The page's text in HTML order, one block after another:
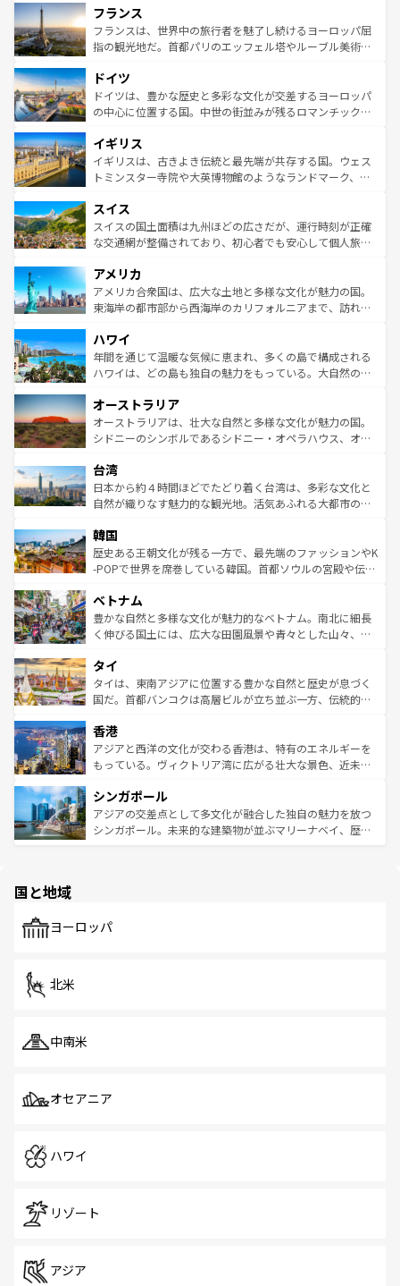
ませてくれるイタリアで、忘れられない旅をしてみよう！
なお、新着のイタリア情報はコンテンツ一覧 を参照してほ
しい。
文化が根付くこの国では、情熱的なフラメンコ、熱気あふ
れる闘牛、そして美味しいタパスが生活の一部となってい
る。首都マドリードの洗練された雰囲気や、バルセロナの
の城塞都市、穏やかなビーチリゾートまで多彩な表情を見
せる。地方によって風土や気候が異なるスペインはその個
性で訪れる人を魅了する。 なお、新着のスペイン情報はコ
フランス
フランスは、世界中の旅行者を魅了し続けるヨーロッパ屈
指の観光地だ。首都パリのエッフェル塔やルーブル美術館
で、幅広い魅力が詰まっている。華麗な宮殿、歴史的な大
聖堂、美しいビーチ、そして豊かな自然が、訪れる者を心
から魅了する。また、フランスは美食の国としても知ら
いる。シャンパンの発祥地であるランス、プロヴァンスの
香り高いラベンダー畑など、多彩な楽しみ方が可能だ。さ
らに、パリ以外の地域にも魅力が溢れており、どの街角に
れる地方に足を運ぶとそれぞれで全く異なる文化を体験で
きるだろう。 なお、新着のフランス情報はコンテンツ一覧
を参照してほしい。
ドイツ
ドイツは、豊かな歴史と多彩な文化が交差するヨーロッパ
の中心に位置する国。中世の街並みが残るロマンチック街
顔を持つこの国は、どこを歩いても飽きることがない。ベ
ルリンの文化的活気、バイエルン州のアルプスの絶景、そ
してライン川沿いのワイン畑といった風景は必見。ビール
は、お酒好きな人にはぜひ体験してほしい。 なお、新着の
ドイツ情報はコンテンツ一覧を参照してほしい。
イギリス
イギリスは、古きよき伝統と最先端が共存する国。ウェス
トミンスター寺院や大英博物館のようなランドマーク、歴
リアごとに異なる魅力がある。また、優雅なアフタヌーン
ティー、ビール好きにはたまらない英国パブ、サッカー観
戦など、本場だからこそできる体験も豊富。イギリスを旅
ンツ一覧を参照してほしい。
スイス
スイスの国土面積は九州ほどの広さだが、運行時刻が正確
な交通網が整備されており、初心者でも安心して個人旅行
の建物がそのまま残る町や、スイスならではのユニークな
博物館もあり、アルプス観光だけでなく町歩きも満喫する
ことができる。国民の所得が高いため物価も高いが、旅行
ば市内交通費無料で観光を楽しむこともできる。 なお、新
着のスイス情報はコンテンツ一覧 を参照してほしい。
アメリカ
アメリカ合衆国は、広大な土地と多様な文化が魅力の国。
東海岸の都市部から西海岸のカリフォルニアまで、訪れる
のような巨大都市は、観光、ショッピング、エンターテイ
ンメントが詰まった刺激的なスポットだ。一方、アメリカ
西部には大自然が広がり、グランドキャニオンやイエロー
部のニューオーリンズでは、音楽と美食が融合した独特の
文化が魅力。旅行者はアメリカの各地域で異なる魅力を楽
しみながら、その多様性と豊かな歴史を感じることができ
ならではの贅沢な旅のスタイルだ。 なお、新着のアメリカ
情報はコンテンツ一覧を参照してほしい。
ハワイ
年間を通じて温暖な気候に恵まれ、多くの島で構成される
ハワイは、どの島も独自の魅力をもっている。大自然の神
ワイ島は見逃せない。また、定番の観光地といえばオアフ
島だが、静かな自然を求めるならマウイ島やカウアイ島が
おすすめ。エメラルドグリーンに輝く海をはじめ、豊かな
れるおもてなしの心で訪れる人々を迎えてくれるハワイの
人々、おいしいローカルフードやハワイアンミュージッ
ク、伝統的なフラダンスなど、すべてがハワイの魅力を彩
ワイを、存分に味わってほしい。 なお、新着のハワイ情報
はコンテンツ一覧を参照してほしい。
オーストラリア
オーストラリアは、壮大な自然と多様な文化が魅力の国。
シドニーのシンボルであるシドニー・オペラハウス、オー
リアリーフや大陸中央部にそびえるウルル（エアーズロッ
ク）、タスマニアの美しい原生林やケアンズの熱帯雨林な
ど、見どころがたくさん。また、カフェやワイン、オージ
いる。アクティビティも充実しており、サーフィンやダイ
ビング、ハイキングなど、アウトドア好きにはたまらな
い。オーストラリアの多彩な魅力を存分に味わいつくそ
参照してほしい。
台湾
日本から約４時間ほどでたどり着く台湾は、多彩な文化と
自然が織りなす魅力的な観光地。活気あふれる大都市の台
ン）、静ひつな山岳地帯である台湾東部など、都市の喧騒
と山間の静けさが共存しており、訪れる人に新しい発見と
驚きをもたらしてくれる。また、奥深い台湾の食文化も魅
容にもいいと評判のスイーツなど、バラエティ豊かな料理
が味わえる。 なお、新着の台湾情報は コンテンツ一覧を参
照してほしい。
韓国
歴史ある王朝文化が残る一方で、最先端のファッションやK
-POPで世界を席巻している韓国。首都ソウルの宮殿や伝統
き、地方に足を延ばせば四季折々の自然美を楽しむことが
できる。そして、キムチや焼肉、絶品のストリートフード
まで、さまざまな韓国料理が待っている。夜には、韓国な
リティに包まれながら、韓国の多彩な魅力を心ゆくまで味
わってみてほしい。 なお、新着の韓国情報はコンテンツ一
覧を参照してほしい。
ベトナム
豊かな自然と多様な文化が魅力的なベトナム。南北に細長
く伸びる国土には、広大な田園風景や青々とした山々、世
急速な発展と共に伝統が息づく。ハノイの古い町並みやホ
ーチミン市のフランス統治時代の建物も、独特の雰囲気を
醸し出している。また、バラエティの豊かさとおいしさで
とつ。フォーやバインミー、ベトナムコーヒーなどは、ぜ
ひ現地で味わいたい。どの地域を訪れてもあたたかい人々
が旅行者を迎えてくれるので、きっと忘れられない旅にな
参照してほしい。
タイ
タイは、東南アジアに位置する豊かな自然と歴史が息づく
国だ。首都バンコクは高層ビルが立ち並ぶ一方、伝統的な
の活気が交差している。北部ではチェンマイなどの山岳地
帯で自然と触れ合い、南部ではプーケットやクラビの美し
いビーチでリゾート気分を楽しむことができる。タイ料理
激する。気候は一年中温暖で、どの季節にも異なる楽しみ
が待っている。親しみやすいタイの人々、仏教を中心とし
た文化、そして多様な観光資源が、訪れる旅人を魅了し続
香港
アジアと西洋の文化が交わる香港は、特有のエネルギーを
もっている。ヴィクトリア湾に広がる壮大な景色、近未来
み、どこを訪れても感動するはず。観光スポットが密集し
ており、効率よく見どころを回れるのも魅力。息をのむよ
うな絶景から文化的な体験まで、香港を存分に楽しみ尽く
シンガポール
アジアの交差点として多文化が融合した独自の魅力を放つ
シンガポール。未来的な建築物が並ぶマリーナベイ、歴史
で、ホーカーズは地元の風情を楽しめる外せないスポット
国と地域
ヨーロッパ
北米
中南米
オセアニア
ハワイ
リゾート
アジア